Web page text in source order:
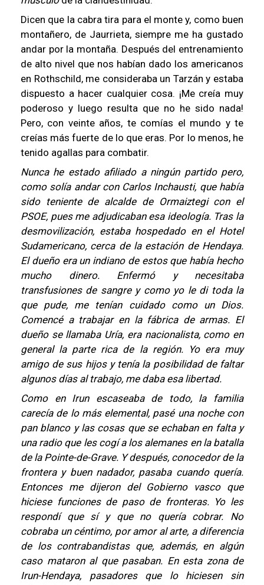
Dicen que la cabra tira para el monte y, como buen
montañero, de Jaurrieta, siempre me ha gustado
andar por la montaña. Después del entrenamiento
de alto nivel que nos habían dado los americanos
en Rothschild, me consideraba un Tarzán y estaba
dispuesto a hacer cualquier cosa. ¡Me creía muy
poderoso y luego resulta que no he sido nada!
Pero, con veinte años, te comías el mundo y te
creías más fuerte de lo que eras. Por lo menos, he
tenido agallas para combatir.
Nunca he estado afiliado a ningún partido pero,
como solía andar con Carlos Inchausti, que había
sido teniente de alcalde de Ormaiztegi con el
PSOE, pues me adjudicaban esa ideología. Tras la
desmovilización, estaba hospedado en el Hotel
Sudamericano, cerca de la estación de Hendaya.
El dueño era un indiano de estos que había hecho
mucho dinero. Enfermó y necesitaba
transfusiones de sangre y como yo le di toda la
que pude, me tenían cuidado como un Dios.
Comencé a trabajar en la fábrica de armas. El
dueño se llamaba Uría, era nacionalista, como en
general la parte rica de la región. Yo era muy
amigo de sus hijos y tenía la posibilidad de faltar
algunos días al trabajo, me daba esa libertad.
Como en Irun escaseaba de todo, la familia
carecía de lo más elemental, pasé una noche con
pan blanco y las cosas que se echaban en falta y
una radio que les cogí a los alemanes en la batalla
de la Pointe-de-Grave. Y después, conocedor de la
frontera y buen nadador, pasaba cuando quería.
Entonces me dijeron del Gobierno vasco que
hiciese funciones de paso de fronteras. Yo les
respondí que sí y que no quería cobrar. No
cobraba un céntimo, por amor al arte, a diferencia
de los contrabandistas que, además, en algún
caso mataron al que pasaban. En esta zona de
Irun-Hendaya, pasadores que lo hiciesen sin